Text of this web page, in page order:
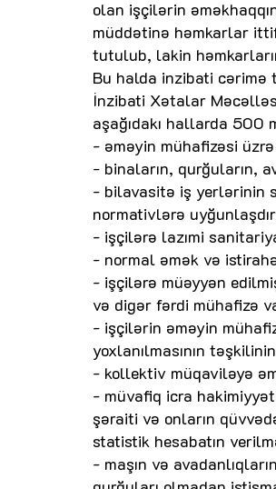
olan işçilərin
müddətinə həmkarlar
tutulub, lakin
Bu halda inzibati cərimə
İnzibati Xətalar
aşağıdakı hallarda
- əməyin mühafizəsi
- binaların, qurğuların,
- bilavasitə iş yerlərinin
normativlərə
- işçilərə lazımi
- normal əmək və
- işçilərə müəyyən
və digər fərdi mühafizə
- işçilərin əməyin
yoxlanılmasının
- kollektiv müqaviləyə
- müvafiq icra
şəraiti və onların
statistik hesabatın
- maşın və